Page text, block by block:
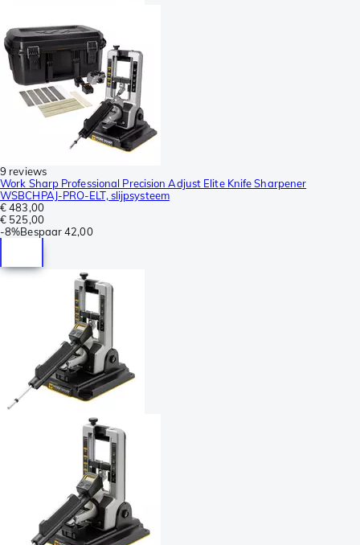
9 reviews
Work Sharp Professional Precision Adjust Elite Knife Sharpener
WSBCHPAJ-PRO-ELT, slijpsysteem
€ 483,00
€ 525,00
-8%Bespaar42,00